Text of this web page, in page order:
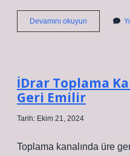
Devamını okuyun
Hangi
İDrar Toplama
Geri Emilir
Tarih: Ekim 21, 2024
Toplama kanalında üre